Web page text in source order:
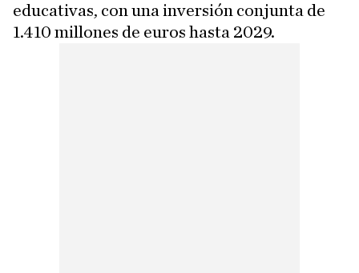
educativas, con una inversión conjunta de
1.410 millones de euros hasta 2029.